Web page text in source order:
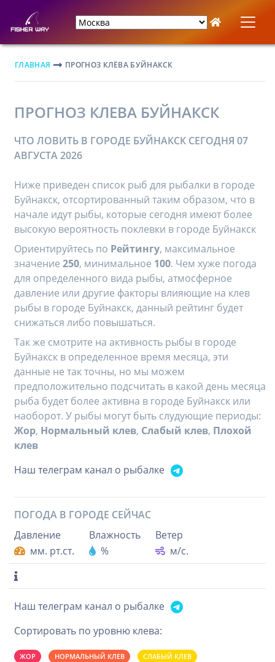
ГЛАВНАЯ ПРОГНОЗ КЛЁВА БУЙНАКСК
ПРОГНОЗ КЛЕВА БУЙНАКСК
ЧТО ЛОВИТЬ В ГОРОДЕ БУЙНАКСК СЕГОДНЯ 07
АВГУСТА 2026
Ниже приведен список рыб для рыбалки в городе
Буйнакск, отсортированный таким образом, что в
начале идут рыбы, которые сегодня имеют более
высокую вероятность поклевки в городе Буйнакск
Ориентируйтесь по Рейтингу, максимальное
значение 250, минимальное 100. Чем хуже погода
для определенного вида рыбы, атмосферное
давление или другие факторы влияющие на клев
рыбы в городе Буйнакск, данный рейтинг будет
снижаться либо повышаться.
Так же смотрите на активность рыбы в городе
Буйнакск в определенное время месяца, эти
данные не так точны, но мы можем
предположительно подсчитать в какой день месяца
рыба будет более активна в городе Буйнакск или
наоборот. У рыбы могут быть слудующие периоды:
Жор, Нормальный клев, Слабый клев, Плохой
клев
Наш телеграм канал о рыбалке
ПОГОДА В ГОРОДЕ СЕЙЧАС
Давление
мм. рт.ст.
Влажность
%
Ветер
м/с.
Наш телеграм канал о рыбалке
Сортировать по уровню клева:
ЖОР НОРМАЛЬНЫЙ КЛЕВ СЛАБЫЙ КЛЕВ